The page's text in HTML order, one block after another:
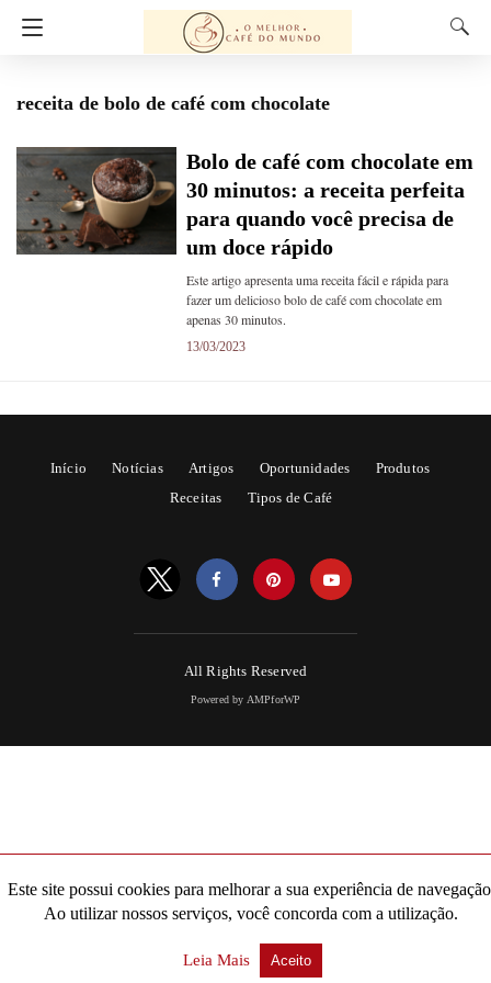
receita de bolo de café com chocolate
Bolo de café com chocolate em
30 minutos: a receita perfeita
para quando você precisa de
um doce rápido
Este artigo apresenta uma receita fácil e rápida para
fazer um delicioso bolo de café com chocolate em
apenas 30 minutos.
13/03/2023
Início Notícias Artigos Oportunidades
Produtos
Receitas
Tipos de Café
All Rights Reserved
Powered by AMPforWP
Este site possui cookies para melhorar a sua experiência de
Ao utilizar nossos serviços, você concorda com a utilização.
Leia Mais Aceito